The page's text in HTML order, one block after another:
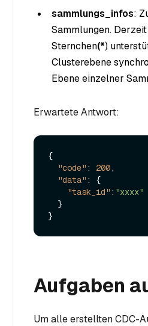
sammlungs_infos:
Sammlungen.
Sternchen(*)
Clusterebene
Ebene einzelner
Erwartete Antwort:
{
"code" : 200,
"data" :
{
"task_id" : "xxxx"
}
}
Aufgaben
Um alle erstellten CDC-